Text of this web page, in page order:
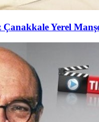
Çanakkale Yerel